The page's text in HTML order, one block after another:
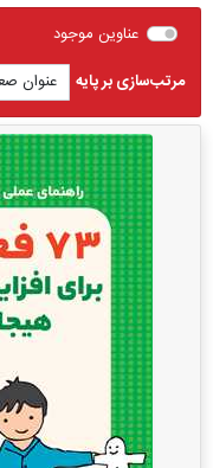
عناوین موجود
مرتب‌سازی بر پایه